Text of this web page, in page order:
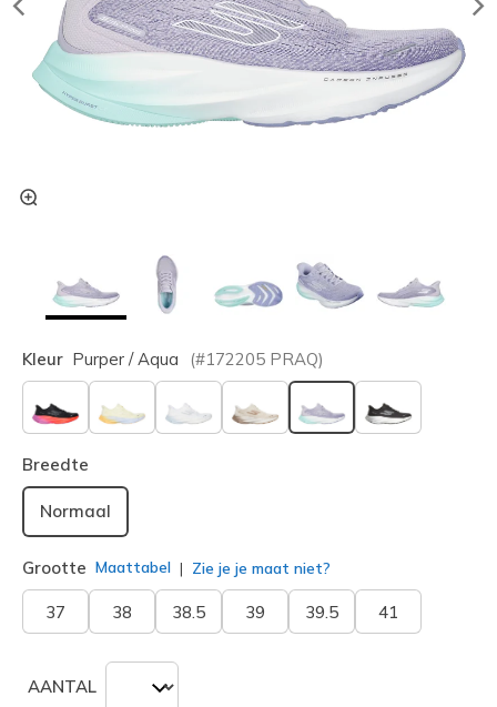
Kleur Purper / Aqua (#172205 PRAQ)
geselecteerd
Breedte
Normaal
Grootte Maattabel Zie je je maat niet?
37 38 38.5 39 39.5 41
AANTAL